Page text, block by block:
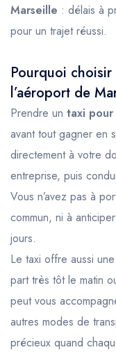
Marseille : délais à
pour un trajet réussi.
Pourquoi
l’aéroport de
Prendre un taxi pour
avant tout gagner en
directement à votre
entreprise, puis
Vous n’avez pas à
commun, ni à
jours.
Le taxi offre aussi
part très tôt le matin
peut vous
autres modes de
précieux quand